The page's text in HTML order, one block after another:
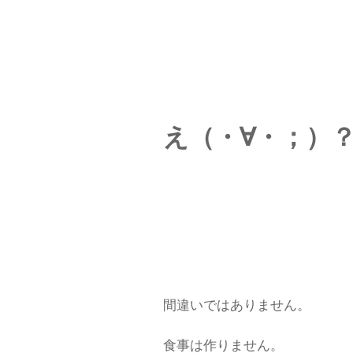
え（・∀・；）
間違いではありません。
食事は作りません。